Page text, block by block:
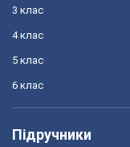
3 клас
4 клас
5 клас
6 клас
Підручники